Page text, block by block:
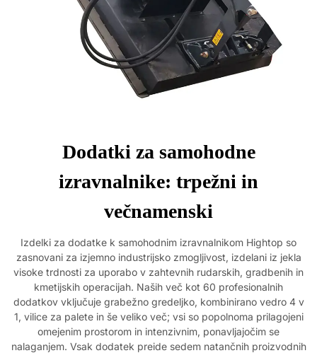
Dodatki za samohodne
izravnalnike: trpežni in
večnamenski
Izdelki za dodatke k samohodnim izravnalnikom Hightop so
zasnovani za izjemno industrijsko zmogljivost, izdelani iz jekla
visoke trdnosti za uporabo v zahtevnih rudarskih, gradbenih in
kmetijskih operacijah. Naših več kot 60 profesionalnih
dodatkov vključuje grabežno gredeljko, kombinirano vedro 4 v
1, vilice za palete in še veliko več; vsi so popolnoma prilagojeni
omejenim prostorom in intenzivnim, ponavljajočim se
nalaganjem. Vsak dodatek preide sedem natančnih proizvodnih